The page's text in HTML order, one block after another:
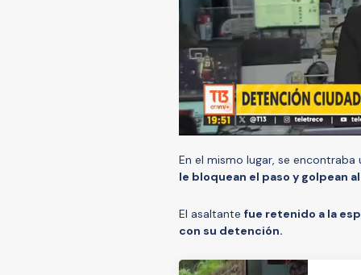
En el mismo lugar, se
le bloquean el paso y golpean
El asaltante fue retenido a la
con su detención.